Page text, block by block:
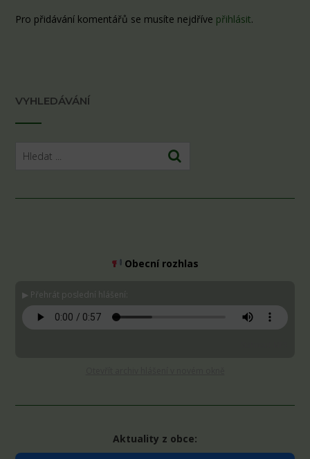
Pro přidávání komentářů se musíte nejdříve přihlásit.
VYHLEDÁVÁNÍ
Obecní rozhlas
▶ Přehrát poslední hlášení:
Aktuality z obce: